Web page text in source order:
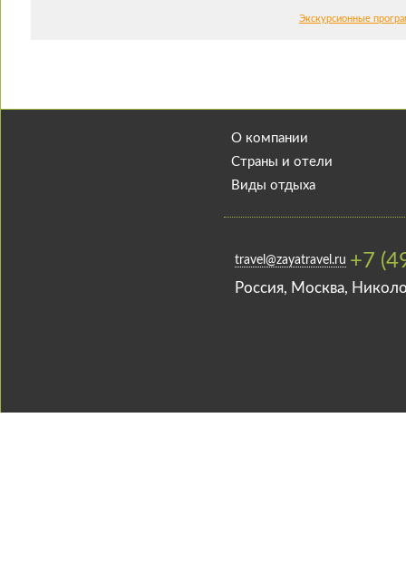
почему
Экскурсионные
О компании
Страны и отели
Виды отдыха
travel@zayatravel.ru +7
Роcсия, Москва,